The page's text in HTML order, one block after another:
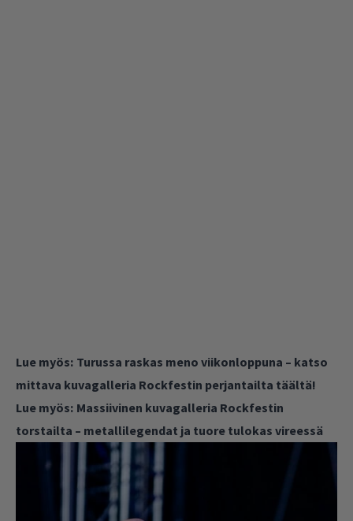
Lue myös: Turussa raskas meno viikonloppuna – katso
mittava kuvagalleria Rockfestin perjantailta täältä!
Lue myös: Massiivinen kuvagalleria Rockfestin
torstailta – metallilegendat ja tuore tulokas vireessä